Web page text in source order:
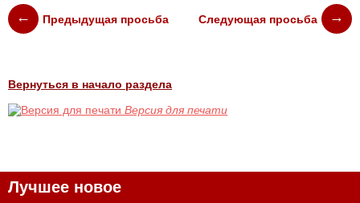
Предыдущая просьба Следующая просьба
Вернуться в начало раздела
Версия для печати
Лучшее новое